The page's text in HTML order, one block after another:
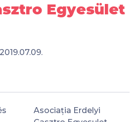
Egyesület
Asociația Erdelyi